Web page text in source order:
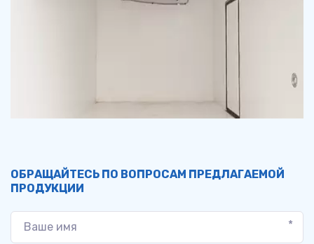
ОБРАЩАЙТЕСЬ ПО ВОПРОСАМ ПРЕДЛАГАЕМОЙ
ПРОДУКЦИИ
*